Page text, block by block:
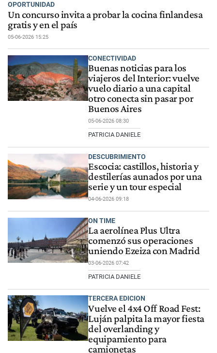
OPORTUNIDAD
Un concurso invita a probar la cocina finlandesa
gratis y en el país
05-06-2026 15:25
CONECTIVIDAD
Buenas noticias para los
viajeros del Interior: vuelve
vuelo diario a una capital
otro conecta sin pasar por
Buenos Aires
05-06-2026 08:30
PATRICIA DANIELE
DESCUBRIMIENTO
Escocia: castillos, historia y
destilerías aunados por una
serie y un tour especial
04-06-2026 09:18
ON TIME
La aerolínea Plus Ultra
comenzó sus operaciones
uniendo Ezeiza con Madrid
03-06-2026 07:42
PATRICIA DANIELE
TERCERA EDICION
Vuelve el 4x4 Off Road Fest:
Luján palpita la mayor fiesta
del overlanding y
equipamiento para
camionetas